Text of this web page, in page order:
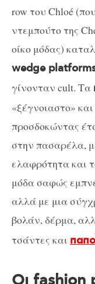
row του Chloé
ντεμπούτο της
οίκο μόδας)
wedge
γίνονταν cult. Τα
«ξέγνοιαστο»
προσδοκώντας
στην πασαρέλα,
ελαφρότητα και
μόδα σαφώς
αλλά με μια
βολάν, δέρμα,
τσάντες και